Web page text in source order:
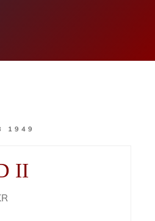
1949
II